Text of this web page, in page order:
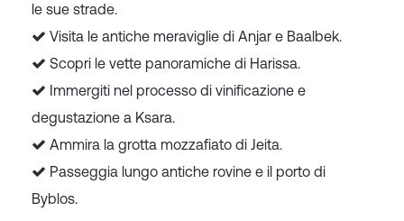
le sue strade.
Visita le antiche meraviglie di Anjar e Baalbek.
Scopri le vette panoramiche di Harissa.
Immergiti nel processo di vinificazione e
degustazione a Ksara.
Ammira la grotta mozzafiato di Jeita.
Passeggia lungo antiche rovine e il porto di
Byblos.